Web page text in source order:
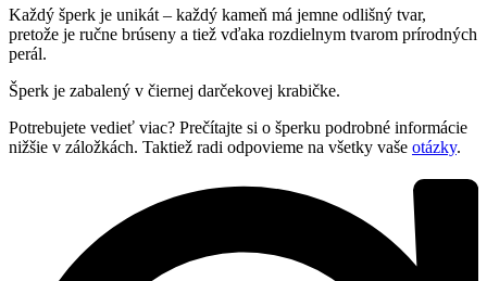
Každý šperk je unikát – každý kameň má jemne odlišný tvar,
pretože je ručne brúseny a tiež vďaka rozdielnym tvarom prírodných
perál.
Šperk je zabalený v čiernej darčekovej krabičke.
Potrebujete vedieť viac? Prečítajte si o šperku podrobné informácie
nižšie v záložkách. Taktiež radi odpovieme na všetky vaše otázky.